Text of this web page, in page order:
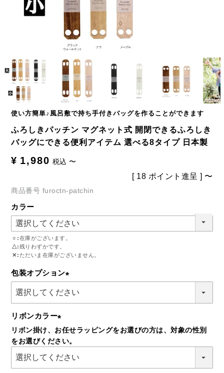
使い方簡単♪風呂敷で持ち手付きバッグを作ることができます
ふろしきパッチン マグネット式 開閉できるふろしき
バッグにできる便利アイテム 選べる8タイプ 日本製
¥ 1,980 税込 〜
[ 18 ポイント進呈 ] 〜
商品番号 furoctn-patchin
カラー
○
在庫がございます。
△ 残りわずかです。
✕
ただいま在庫がございません。
包装オプション
(必
リボンカラー
(必
須)
リボン掛け、お任せラッピングをお選びの方は、対象の性別
をお選びください。